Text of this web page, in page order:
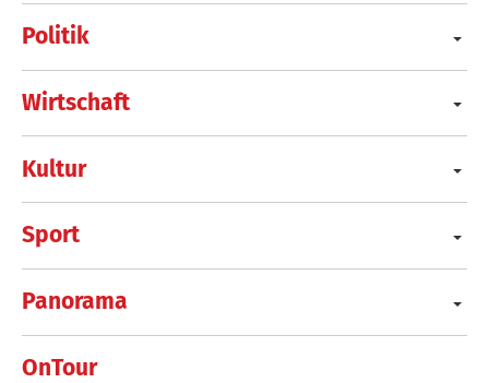
Politik
Wirtschaft
Kultur
Sport
Panorama
OnTour